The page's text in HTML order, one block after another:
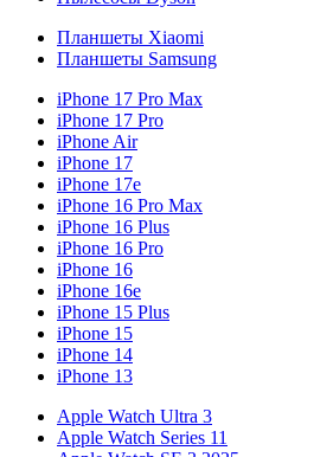
Планшеты Xiaomi
Планшеты Samsung
iPhone 17 Pro Max
iPhone 17 Pro
iPhone Air
iPhone 17
iPhone 17e
iPhone 16 Pro Max
iPhone 16 Plus
iPhone 16 Pro
iPhone 16
iPhone 16e
iPhone 15 Plus
iPhone 15
iPhone 14
iPhone 13
Apple Watch Ultra 3
Apple Watch Series 11